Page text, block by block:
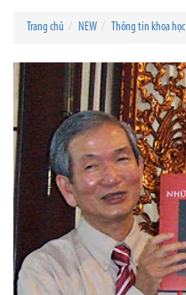
Trang chủ NEW Thông tin khoa học